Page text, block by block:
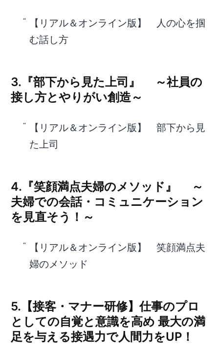
【リアル＆オンライン版】 人の心を掴
む話し方
3. 『部下から見た上司』 ～社員の
接し方とやりがい創造～
【リアル＆オンライン版】 部下から見
た上司
4.『笑顔満点夫婦のメソッド』 ～
夫婦での会話・コミュニケーション
を見直そう！～
【リアル＆オンライン版】 笑顔満点夫
婦のメソッド
5.【接客・マナー研修】仕事のプロ
としての自覚と意識を高め 最大の満
足を与える接遇力で人間力をUP！